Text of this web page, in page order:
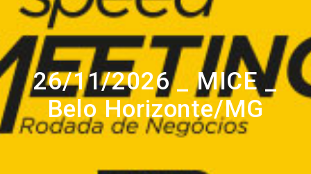
26/11/2026 _ MICE _
Belo Horizonte/MG